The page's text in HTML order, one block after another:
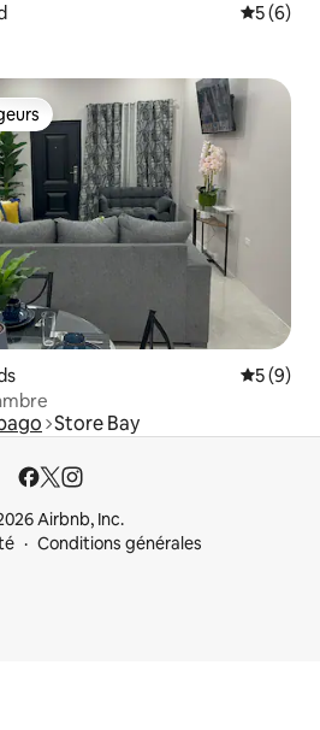
Note
5 (6)
parmi les plus aimés
Note
5 (9)
Store Bay
Airbnb, Inc.
Conditions générales